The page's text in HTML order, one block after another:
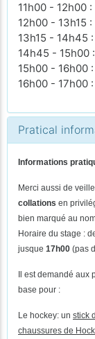
11h00 - 12h00
12h00 - 13h15
13h15 - 14h45
14h45 - 15h00
15h00 - 16h00
16h00 - 17h00
Pratical
Informations
Merci aussi de
collations en
bien marqué au
Horaire du stage :
jusque 17h00 (pas
Il est demandé
base pour :
Le hockey: un stick
chaussures de